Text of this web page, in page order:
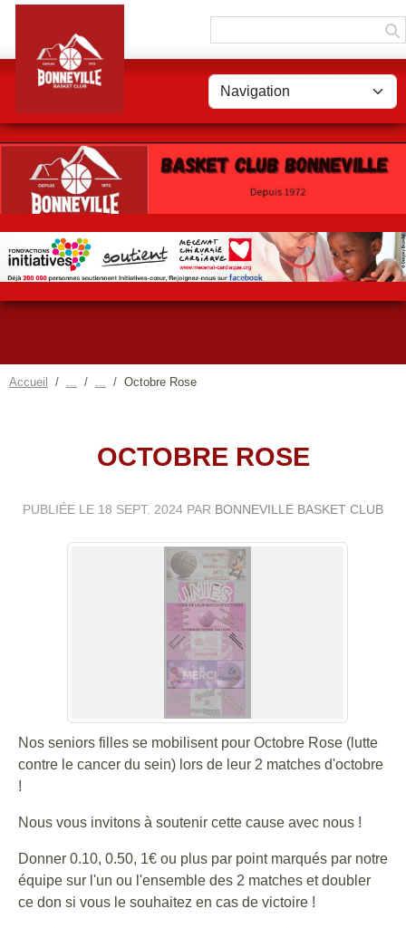
Accueil Octobre Rose
OCTOBRE ROSE
PUBLIÉE LE 18 SEPT. 2024 PAR BONNEVILLE BASKET CLUB
Nos seniors filles se mobilisent pour Octobre Rose (lutte
contre le cancer du sein) lors de leur 2 matches d'octobre
!
Nous vous invitons à soutenir cette cause avec nous !
Donner 0.10, 0.50, 1€ ou plus par point marqués par notre
équipe sur l'un ou l'ensemble des 2 matches et doubler
ce don si vous le souhaitez en cas de victoire !